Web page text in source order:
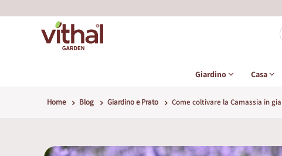
Giardino Casa
Home Blog Giardino e Prato Come coltivare la Camassia in